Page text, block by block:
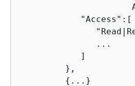
            "Access":[
               ...
            ]
         },
{ ...}